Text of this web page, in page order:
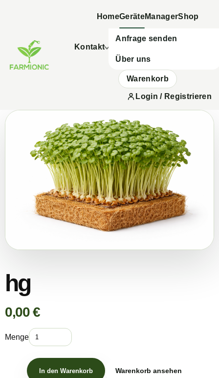
HomeGeräteManagerShop
Kontakt
Anfrage senden
Über uns
Warenkorb
Login / Registrieren
hg
0,00 €
Menge
In den Warenkorb Warenkorb ansehen